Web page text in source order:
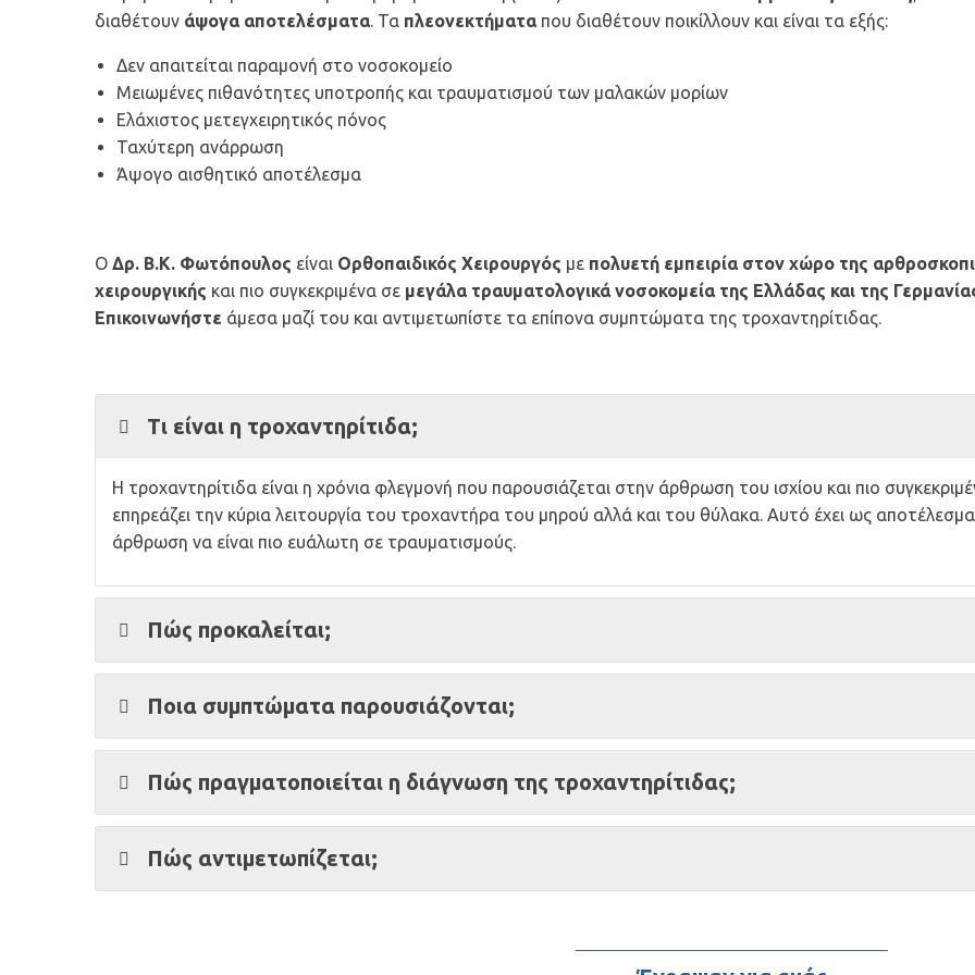
διαθέτουν άψογα αποτελέσματα. Τα πλεονεκτήματαπου διαθέτουν ποικίλλουν και είναι τα εξής:
Δεν απαιτείται παραμονή στο νοσοκομείο
Μειωμένες πιθανότητες υποτροπής και τραυματισμού των μαλακών μορίων
Ελάχιστος μετεγχειρητικός πόνος
Ταχύτερη ανάρρωση
Άψογο αισθητικό αποτέλεσμα
Ο Δρ. Β.Κ. Φωτόπουλος είναι Ορθοπαιδικός Χειρουργός με πολυετή εμπειρία στον χώρο της
χειρουργικής και πιο συγκεκριμένα σε μεγάλα τραυματολογικά νοσοκομεία της Ελλάδας και της
Επικοινωνήστε άμεσα μαζί του και αντιμετωπίστε τα επίπονα συμπτώματα της τροχαντηρίτιδας.
Τι είναι η τροχαντηρίτιδα;
Η τροχαντηρίτιδα είναι η χρόνια φλεγμονή που παρουσιάζεται στην άρθρωση του ισχίου και πιο
επηρεάζει την κύρια λειτουργία του τροχαντήρα του μηρού αλλά και του θύλακα. Αυτό έχει ως
άρθρωση να είναι πιο ευάλωτη σε τραυματισμούς.
Πώς προκαλείται;
Ποια συμπτώματα παρουσιάζονται;
Πώς πραγματοποιείται η διάγνωση της τροχαντηρίτιδας;
Πώς αντιμετωπίζεται;